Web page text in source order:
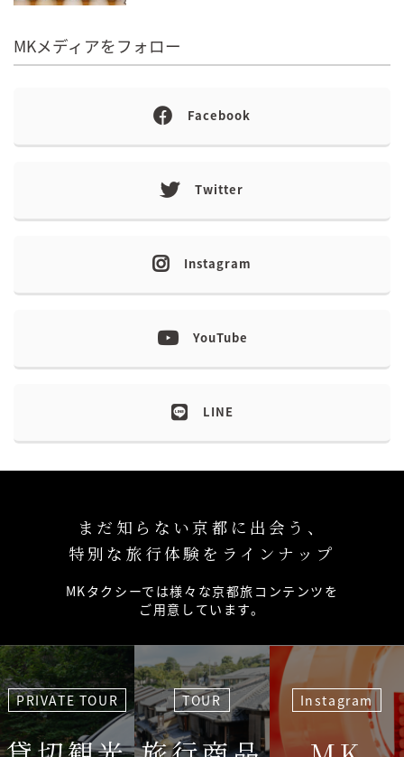
MKメディアをフォロー
Facebook
Twitter
Instagram
YouTube
LINE
まだ知らない京都に出会う、
特別な旅行体験をラインナップ
MKタクシーでは様々な京都旅コンテンツを
ご用意しています。
PRIVATE TOUR TOUR Instagram